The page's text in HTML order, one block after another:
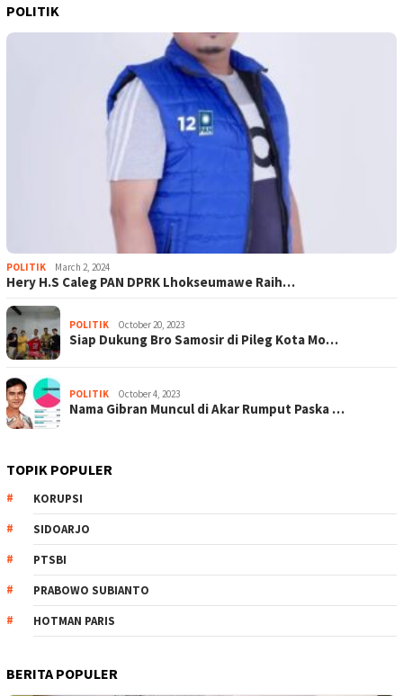
POLITIK
POLITIK March 2, 2024
Hery H.S Caleg PAN DPRK Lhokseumawe Raih…
POLITIK October 20, 2023
Siap Dukung Bro Samosir di Pileg Kota Mo…
POLITIK October 4, 2023
Nama Gibran Muncul di Akar Rumput Paska …
TOPIK POPULER
KORUPSI
SIDOARJO
PTSBI
PRABOWO SUBIANTO
HOTMAN PARIS
BERITA POPULER